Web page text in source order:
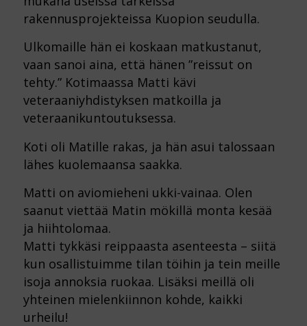
rakennusprojekteissa Kuopion seudulla.
Ulkomaille hän ei koskaan matkustanut,
vaan sanoi aina, että hänen ”reissut on
tehty.” Kotimaassa Matti kävi
veteraaniyhdistyksen matkoilla ja
veteraanikuntoutuksessa.
Koti oli Matille rakas, ja hän asui talossaan
lähes kuolemaansa saakka.
Matti on aviomieheni ukki-vainaa. Olen
saanut viettää Matin mökillä monta kesää
ja hiihtolomaa.
Matti tykkäsi reippaasta asenteesta – siitä
kun osallistuimme tilan töihin ja tein meille
isoja annoksia ruokaa. Lisäksi meillä oli
yhteinen mielenkiinnon kohde, kaikki
urheilu!